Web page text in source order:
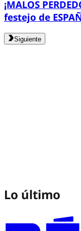
¡MALOS
festejo de
Siguiente
Lo último